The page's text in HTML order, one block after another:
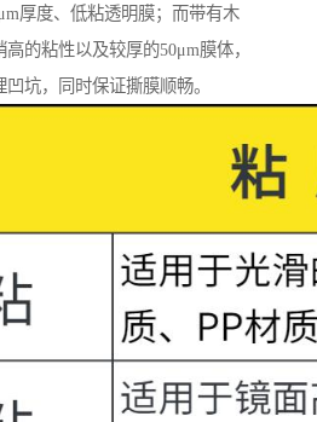
厚度、低粘透明膜；而带有木
的粘性以及较厚的50μm膜体，
坑，同时保证撕膜顺畅。